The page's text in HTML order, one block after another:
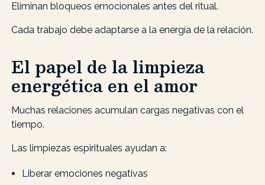
Eliminan bloqueos emocionales antes del ritual.
Cada trabajo debe adaptarse a la energía de la relación.
El papel de la limpieza
energética en el amor
Muchas relaciones acumulan cargas negativas con el
tiempo.
Las limpiezas espirituales ayudan a:
Liberar emociones negativas